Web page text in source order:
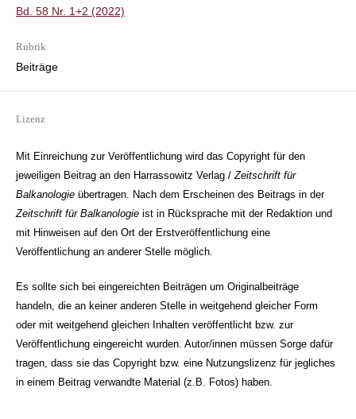
Bd. 58 Nr. 1+2 (2022)
Rubrik
Beiträge
Lizenz
Mit Einreichung zur Veröffentlichung wird das Copyright für den
jeweiligen Beitrag an den Harrassowitz Verlag / Zeitschrift für
Balkanologie übertragen. Nach dem Erscheinen des Beitrags in der
Zeitschrift für Balkanologie ist in Rücksprache mit der Redaktion und
mit Hinweisen auf den Ort der Erstveröffentlichung eine
Veröffentlichung an anderer Stelle möglich.
Es sollte sich bei eingereichten Beiträgen um Originalbeiträge
handeln, die an keiner anderen Stelle in weitgehend gleicher Form
oder mit weitgehend gleichen Inhalten veröffentlicht bzw. zur
Veröffentlichung eingereicht wurden. Autor/innen müssen Sorge dafür
tragen, dass sie das Copyright bzw. eine Nutzungslizenz für jegliches
in einem Beitrag verwandte Material (z.B. Fotos) haben.